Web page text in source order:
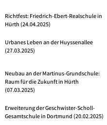
Richtfest: Friedrich-Ebert-Realschule in
Hürth (24.04.2025)
Urbanes Leben an der Huyssenallee
(27.03.2025)
Neubau an der Martinus-Grundschule:
Raum für die Zukunft in Hürth
(07.03.2025)
Erweiterung der Geschwister-Scholl-
Gesamtschule in Dortmund (20.02.2025)